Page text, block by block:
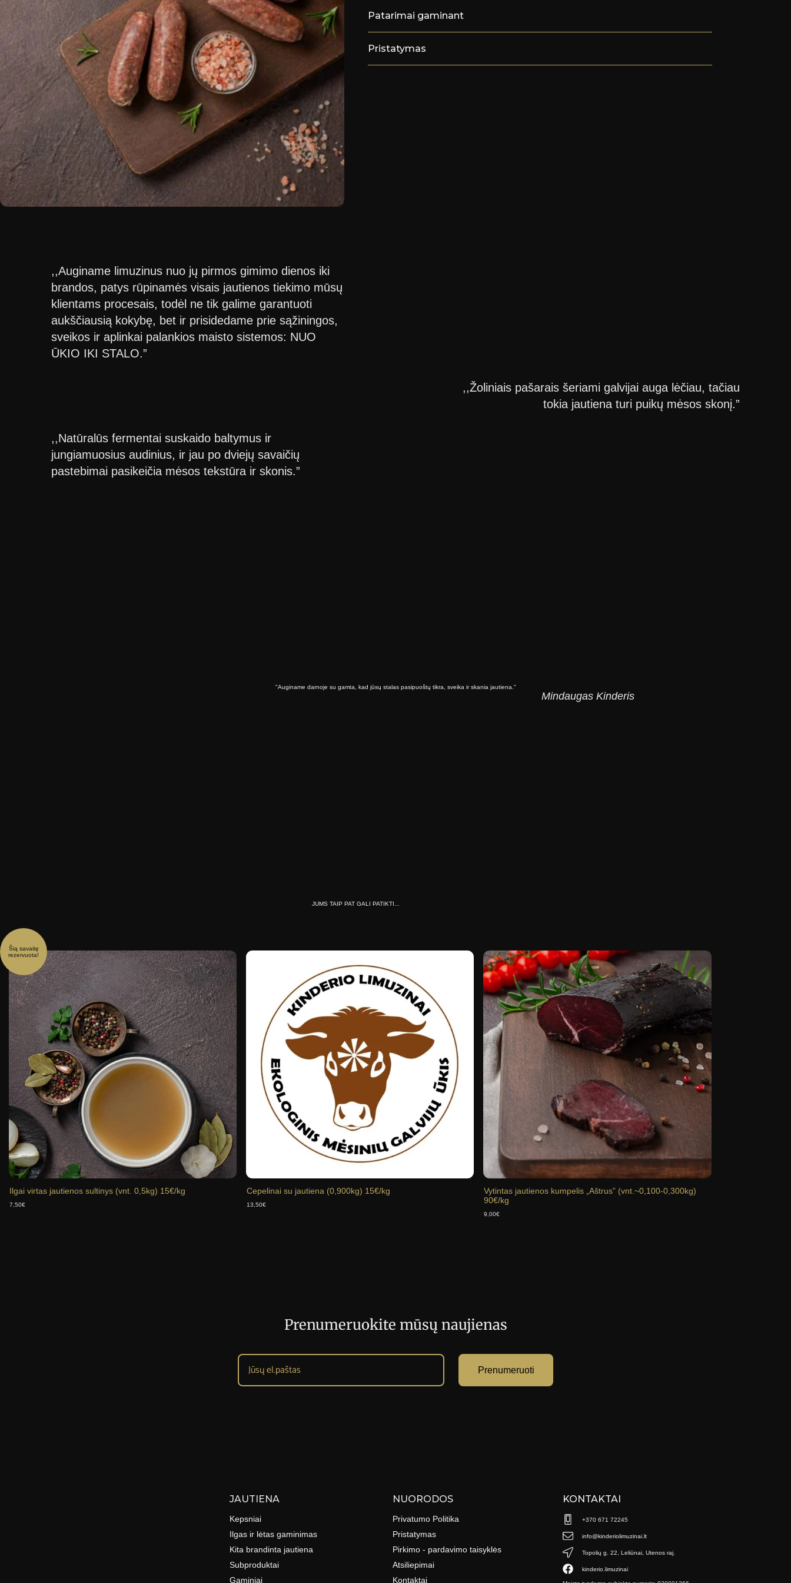
23
Patarimai gaminant
Pristatymas
,,Auginame limuzinus nuo jų pirmos gimimo dienos iki
brandos, patys rūpinamės visais jautienos tiekimo mūsų
klientams procesais, todėl ne tik galime garantuoti
aukščiausią kokybę, bet ir prisidedame prie sąžiningos,
sveikos ir aplinkai palankios maisto sistemos: NUO
ŪKIO IKI STALO.”
,,Žoliniais pašarais šeriami galvijai auga lėčiau, tačiau
tokia jautiena turi puikų mėsos skonį.”
,,Natūralūs fermentai suskaido baltymus ir
jungiamuosius audinius, ir jau po dviejų savaičių
pastebimai pasikeičia mėsos tekstūra ir skonis.”
"Auginame darnoje su gamta, kad jūsų stalas pasipuoštų tikra, sveika ir skania jautiena."
Mindaugas Kinderis
JUMS TAIP PAT GALI PATIKTI...
Šią savaitę
rezervuota!
Ilgai virtas jautienos sultinys (vnt. 0,5kg) 15€/kg
7,50€
Cepelinai su jautiena (0,900kg) 15€/kg
13,50€
Vytintas jautienos kumpelis „Aštrus” (vnt.~0,100-0,300kg)
90€/kg
9,00€
Prenumeruokite mūsų naujienas
Prenumeruoti
JAUTIENA
Kepsniai
Ilgas ir lėtas gaminimas
Kita brandinta jautiena
Subproduktai
Gaminiai
NUORODOS
Privatumo Politika
Pristatymas
Pirkimo - pardavimo taisyklės
Atsiliepimai
Kontaktai
KONTAKTAI
+370 671 72245
info@kinderiolimuzinai.lt
Topolių g. 22, Leliūnai, Utenos raj.
kinderio.limuzinai